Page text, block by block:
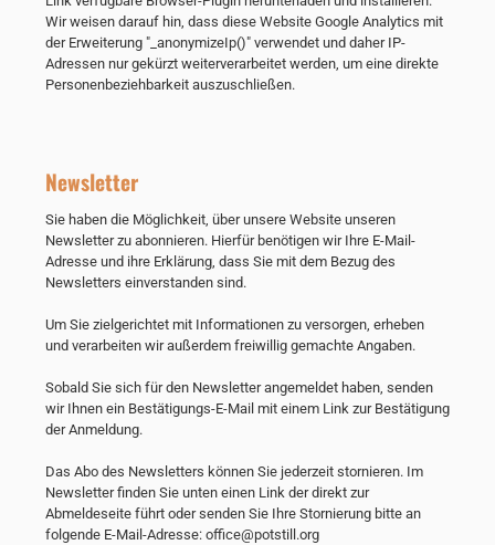
Wir weisen darauf hin, dass diese Website Google Analytics mit
der Erweiterung "_anonymizeIp()" verwendet und daher IP-
Adressen nur gekürzt weiterverarbeitet werden, um eine direkte
Personenbeziehbarkeit auszuschließen.
Newsletter
Sie haben die Möglichkeit, über unsere Website unseren
Newsletter zu abonnieren. Hierfür benötigen wir Ihre E-Mail-
Adresse und ihre Erklärung, dass Sie mit dem Bezug des
Newsletters einverstanden sind.
Um Sie zielgerichtet mit Informationen zu versorgen, erheben
und verarbeiten wir außerdem freiwillig gemachte Angaben.
Sobald Sie sich für den Newsletter angemeldet haben, senden
wir Ihnen ein Bestätigungs-E-Mail mit einem Link zur Bestätigung
der Anmeldung.
Das Abo des Newsletters können Sie jederzeit stornieren. Im
Newsletter finden Sie unten einen Link der direkt zur
Abmeldeseite führt oder senden Sie Ihre Stornierung bitte an
folgende E-Mail-Adresse: office@potstill.org